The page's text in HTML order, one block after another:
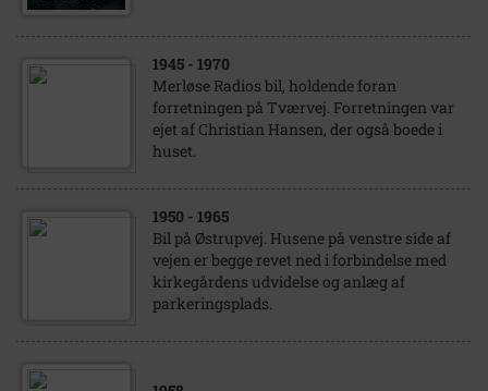
1945 - 1970
Merløse Radios bil, holdende foran
forretningen på Tværvej. Forretningen var
ejet af Christian Hansen, der også boede i
huset.
1950 - 1965
Bil på Østrupvej. Husene på venstre side af
vejen er begge revet ned i forbindelse med
kirkegårdens udvidelse og anlæg af
parkeringsplads.